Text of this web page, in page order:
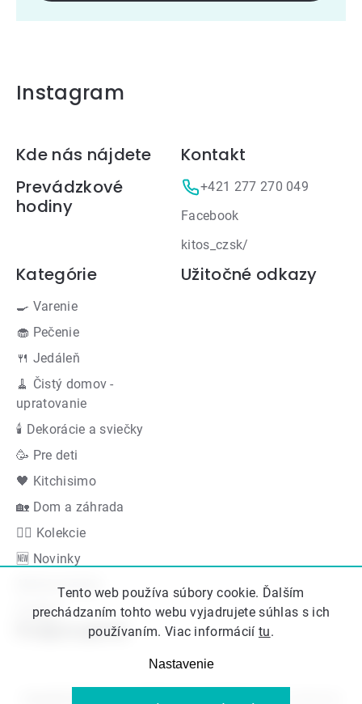
Tento web používa súbory cookie. Ďalším
prechádzaním tohto webu vyjadrujete súhlas s ich
používaním. Viac informácií tu.
Nastavenie
Instagram
Zápätie
Kde nás nájdete
Prevádzkové
hodiny
Kontakt
+421 277 270 049
Facebook
kitos_czsk/
Kategórie
🍳 Varenie
🧁 Pečenie
🍴 Jedáleň
🧹 Čistý domov -
upratovanie
🕯 Dekorácie a sviečky
🥳 Pre deti
🖤 Kitchisimo
🏡 Dom a záhrada
👍🏻 Kolekcie
🆕 Novinky
Akčná ponuka
Značky
Užitočné odkazy
Podporujeme